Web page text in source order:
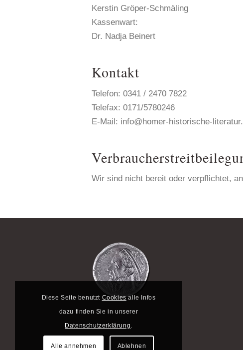
Kerstin Gröper-Schmäling
Kassenwart:
Dr. Nadja Beinert
Kontakt
Telefon: 0341 / 2470 7822
Telefax: 0171/5780246
E-Mail: info@homer-historische-
Wir sind nicht bereit oder verpflichtet,
Diese Seite benutzt Cookiesalle Infos
dazu finden Sie in unserer
Datenschutzerklärung
Alle annehmen Ablehnen